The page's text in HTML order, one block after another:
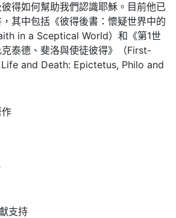
得如何幫助我們認識耶穌。目前他已
其中包括《彼得後書：懷疑世界中的
in a Sceptical World）和《第1世
泰德、斐洛與使徒彼得》（First-
and Death: Epictetus, Philo and
支持